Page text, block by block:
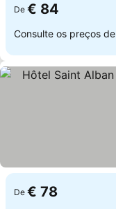
De € 84
Consulte os preços de
De € 78